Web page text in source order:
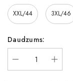
XXL/44 3XL/46
Daudzums: